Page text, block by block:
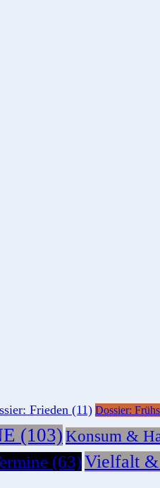
Frieden (11) Dossier:
(103) Konsum &
(63)Vielfalt &